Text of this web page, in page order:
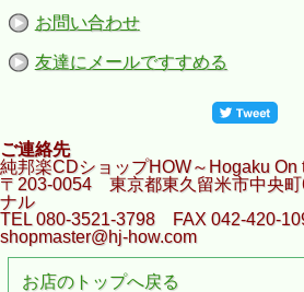
お問い合わせ
友達にメールですすめる
ご連絡先
純邦楽CDショップHOW～Hogaku On
〒203-0054 東京都東久留米市中央町
ナル
TEL 080-3521-3798 FAX 042-420-
shopmaster@hj-how.com
お店のトップへ戻る